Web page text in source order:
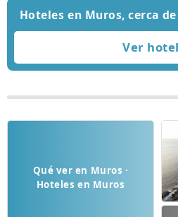
Hoteles en Muros, cerca
Qué ver en Muros ·
Hoteles en Muros